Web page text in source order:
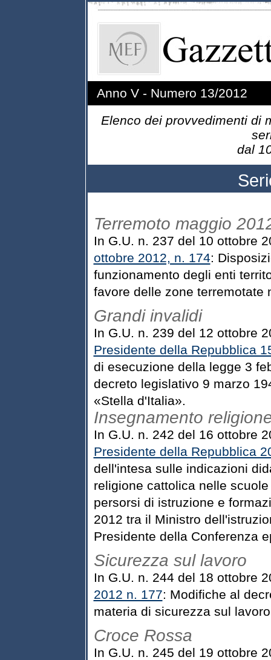
Anno V - Numero 13/2012
Elenco dei provvedimenti di
dal 10
Terremoto maggio
In G.U. n. 237 del 10 ottobre
ottobre 2012, n. 174:
funzionamento degli enti
favore delle zone terremotate
Grandi invalidi
In G.U. n. 239 del 12 ottobre
Presidente della Repubblica
di esecuzione della legge 3
decreto legislativo 9 marzo
«Stella d'Italia».
Insegnamento
In G.U. n. 242 del 16 ottobre
Presidente della Repubblica
dell'intesa sulle indicazioni
religione cattolica nelle
persorsi di istruzione e
2012 tra il Ministro
Presidente della Conferenza
Sicurezza sul lavoro
In G.U. n. 244 del 18 ottobre
2012 n. 177: Modifiche al
materia di sicurezza sul
Croce Rossa
In G.U. n. 245 del 19 ottobre